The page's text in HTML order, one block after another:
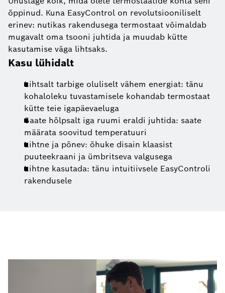
õppinud. Kuna EasyControl on revolutsiooniliselt
erinev: nutikas rakendusega termostaat võimaldab
mugavalt oma tsooni juhtida ja muudab kütte
kasutamise väga lihtsaks.
Kasu lühidalt
Lihtsalt tarbige oluliselt vähem energiat: tänu
kohaloleku tuvastamisele kohandab termostaat
kütte teie igapäevaeluga
Saate hõlpsalt iga ruumi eraldi juhtida: saate
määrata soovitud temperatuuri
Lihtne ja põnev: õhuke disain klaasist
puuteekraani ja ümbritseva valgusega
Lihtne kasutada: tänu intuitiivsele EasyControli
rakendusele